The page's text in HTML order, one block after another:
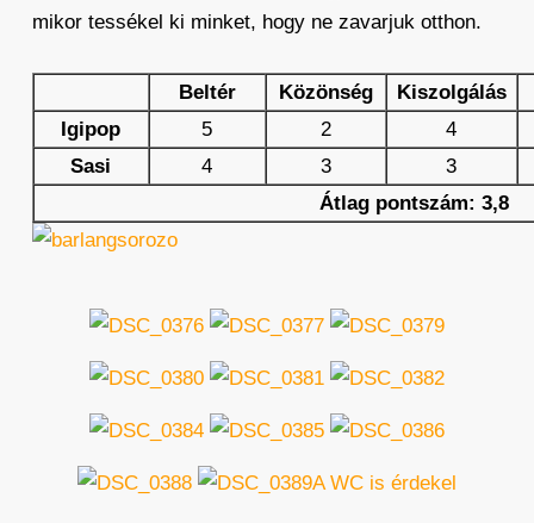
mikor tessékel ki minket, hogy ne zavarjuk otthon.
Beltér Közönség
Kiszolgálás
Igipop
5 2
4
Sasi
4 3
3
Átlag pontszám: 3,8
A WC is érdekel